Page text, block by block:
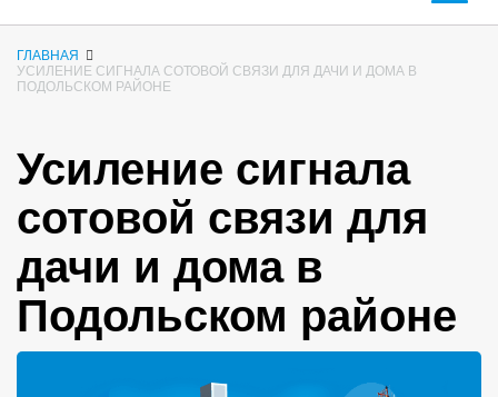
ГЛАВНАЯ
УСИЛЕНИЕ СИГНАЛА СОТОВОЙ СВЯЗИ ДЛЯ ДАЧИ И ДОМА В
ПОДОЛЬСКОМ РАЙОНЕ
Усиление сигнала
сотовой связи для
дачи и дома в
Подольском районе